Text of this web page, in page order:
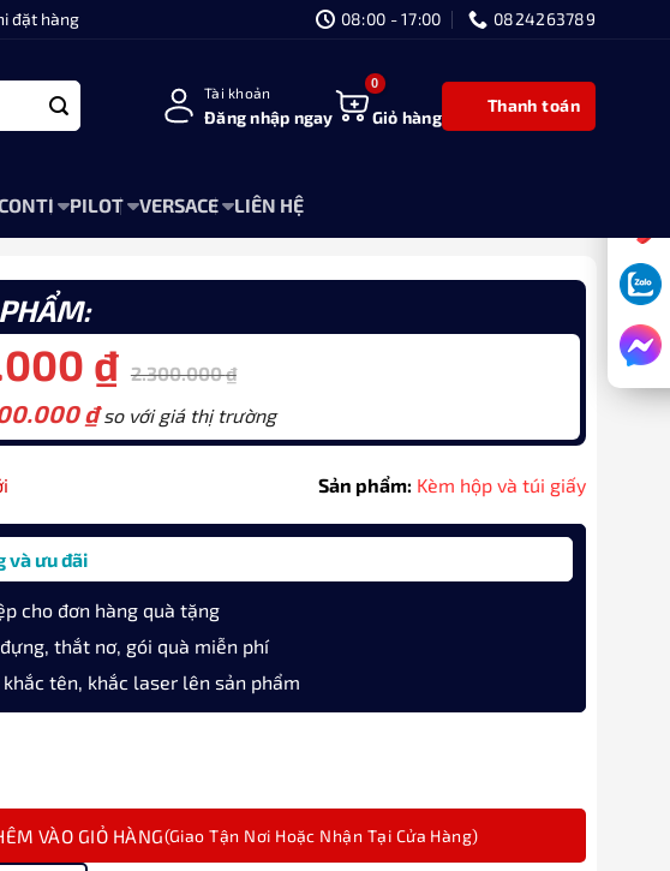
đặt hàng 08:00 - 17:00 0824263789
Tài khoản
Đăng nhập ngay Giỏ hàng
Thanh toán
PILOT VERSACE LIÊN HỆ
₫ 2.300.000₫
₫so với giá thị trường
Sản phẩm: Kèm hộp và túi giấy
và ưu đãi
cho đơn hàng quà tặng
thắt nơ, gói quà miễn phí
tên, khắc laser lên sản phẩm
VÀO GIỎ HÀNG